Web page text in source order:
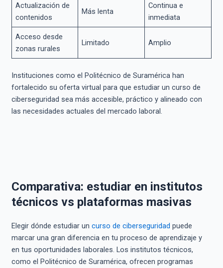
Actualización de
contenidos
Más lenta
Continua e
inmediata
Acceso desde
zonas rurales
Limitado Amplio
Instituciones como el Politécnico de Suramérica han
fortalecido su oferta virtual para que estudiar un curso de
ciberseguridad sea más accesible, práctico y alineado con
las necesidades actuales del mercado laboral.
Comparativa: estudiar en institutos
técnicos vs plataformas masivas
Elegir dónde estudiar un curso de ciberseguridad puede
marcar una gran diferencia en tu proceso de aprendizaje y
en tus oportunidades laborales. Los institutos técnicos,
como el Politécnico de Suramérica, ofrecen programas